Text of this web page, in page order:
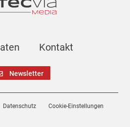
Kontakt
Newsletter
Datenschutz Cookie-Einstellungen